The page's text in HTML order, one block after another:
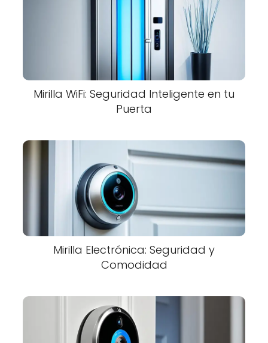
Mirilla WiFi: Seguridad Inteligente en tu
Puerta
Mirilla Electrónica: Seguridad y
Comodidad